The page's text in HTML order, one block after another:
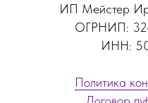
ИП Мейстер
ОГРНИП:
ИНН:
Политика